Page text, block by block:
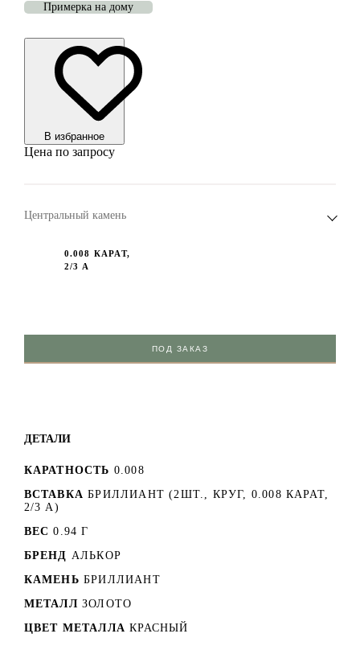
Примерка на дому
В избранноe
Цена по запросу
Центральный камень
0.008 КАРАТ,
2/3 А
ПОД ЗАКАЗ
ДЕТАЛИ
КАРАТНОСТЬ 0.008
ВСТАВКА БРИЛЛИАНТ (2ШТ., КРУГ, 0.008 КАРАТ,
2/3 А)
ВЕС 0.94 Г
БРЕНД АЛЬКОР
КАМЕНЬ БРИЛЛИАНТ
МЕТАЛЛ ЗОЛОТО
ЦВЕТ МЕТАЛЛА КРАСНЫЙ